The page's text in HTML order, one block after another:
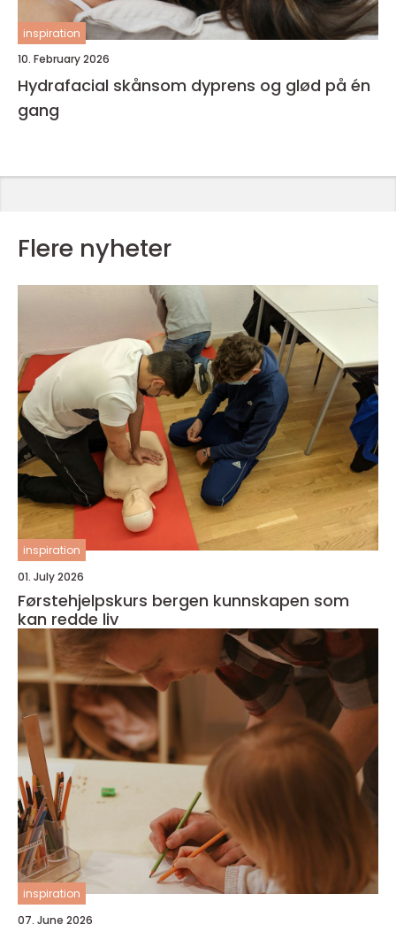
inspiration
10. February 2026
Hydrafacial skånsom dyprens og glød på én
gang
Flere nyheter
inspiration
01. July 2026
Førstehjelpskurs bergen kunnskapen som
kan redde liv
inspiration
07. June 2026